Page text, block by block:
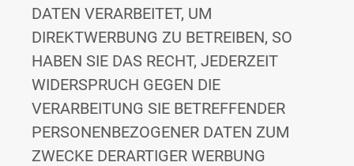
DATEN VERARBEITET, UM
DIREKTWERBUNG ZU BETREIBEN, SO
HABEN SIE DAS RECHT, JEDERZEIT
WIDERSPRUCH GEGEN DIE
VERARBEITUNG SIE BETREFFENDER
PERSONENBEZOGENER DATEN ZUM
ZWECKE DERARTIGER WERBUNG